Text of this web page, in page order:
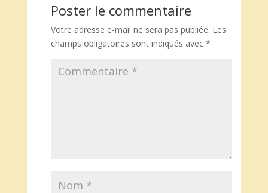
Poster le commentaire
Votre adresse e-mail ne sera pas publiée. Les
champs obligatoires sont indiqués avec *